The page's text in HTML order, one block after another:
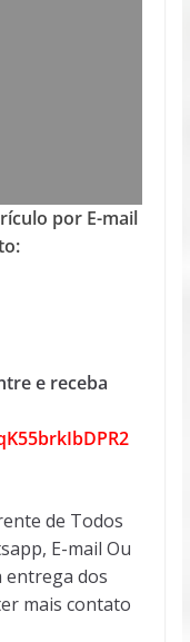
por E-mail
e receba
de Todos
E-mail Ou
entrega dos
mais contato